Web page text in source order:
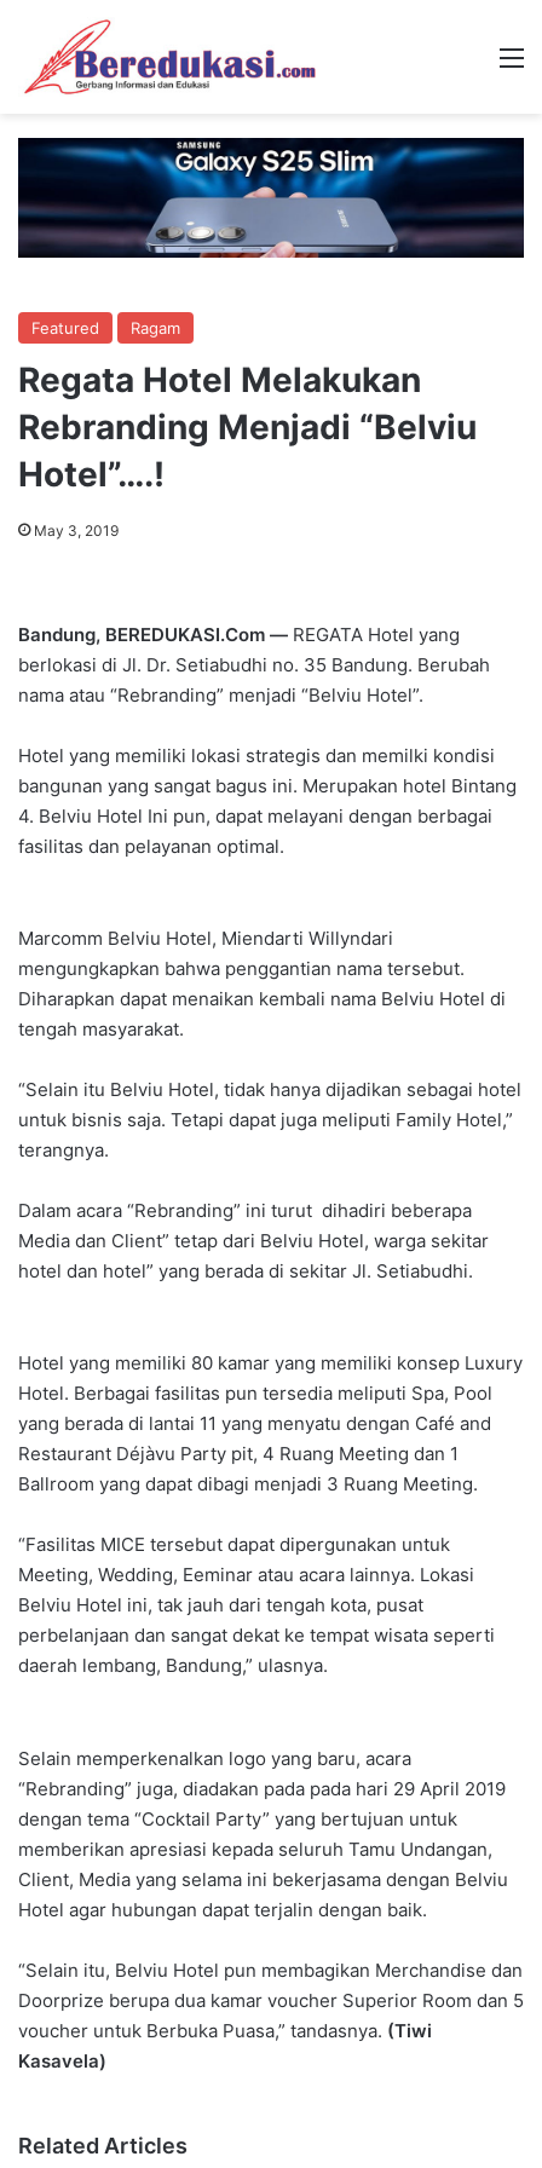
Featured Ragam
Regata Hotel Melakukan
Rebranding Menjadi “Belviu
Hotel”….!
May 3, 2019
Bandung, BEREDUKASI.Com — REGATA Hotel yang
berlokasi di Jl. Dr. Setiabudhi no. 35 Bandung. Berubah
nama atau “Rebranding” menjadi “Belviu Hotel”.
Hotel yang memiliki lokasi strategis dan memilki kondisi
bangunan yang sangat bagus ini. Merupakan hotel Bintang
4. Belviu Hotel Ini pun, dapat melayani dengan berbagai
fasilitas dan pelayanan optimal.
Marcomm Belviu Hotel, Miendarti Willyndari
mengungkapkan bahwa penggantian nama tersebut.
Diharapkan dapat menaikan kembali nama Belviu Hotel di
tengah masyarakat.
“Selain itu Belviu Hotel, tidak hanya dijadikan sebagai hotel
untuk bisnis saja. Tetapi dapat juga meliputi Family Hotel,”
terangnya.
Dalam acara “Rebranding” ini turut dihadiri beberapa
Media dan Client” tetap dari Belviu Hotel, warga sekitar
hotel dan hotel” yang berada di sekitar Jl. Setiabudhi.
Hotel yang memiliki 80 kamar yang memiliki konsep Luxury
Hotel. Berbagai fasilitas pun tersedia meliputi Spa, Pool
yang berada di lantai 11 yang menyatu dengan Café and
Restaurant Déjàvu Party pit, 4 Ruang Meeting dan 1
Ballroom yang dapat dibagi menjadi 3 Ruang Meeting.
“Fasilitas MICE tersebut dapat dipergunakan untuk
Meeting, Wedding, Eeminar atau acara lainnya. Lokasi
Belviu Hotel ini, tak jauh dari tengah kota, pusat
perbelanjaan dan sangat dekat ke tempat wisata seperti
daerah lembang, Bandung,” ulasnya.
Selain memperkenalkan logo yang baru, acara
“Rebranding” juga, diadakan pada pada hari 29 April 2019
dengan tema “Cocktail Party” yang bertujuan untuk
memberikan apresiasi kepada seluruh Tamu Undangan,
Client, Media yang selama ini bekerjasama dengan Belviu
Hotel agar hubungan dapat terjalin dengan baik.
“Selain itu, Belviu Hotel pun membagikan Merchandise dan
Doorprize berupa dua kamar voucher Superior Room dan 5
voucher untuk Berbuka Puasa,” tandasnya. (Tiwi
Kasavela)
Related Articles